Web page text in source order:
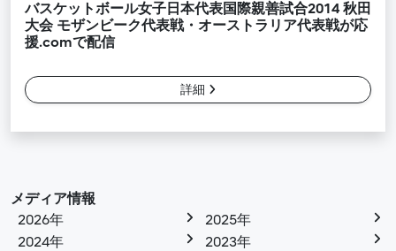
バスケットボール女子日本代表国際親善試合2014 秋田
大会 モザンビーク代表戦・オーストラリア代表戦が応
援.comで配信
詳細
メディア情報
2026年
2025年
2024年
2023年